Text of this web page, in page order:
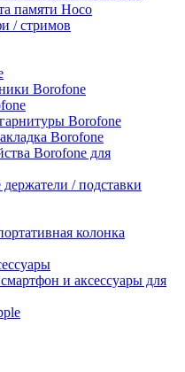
памяти Hoco
/ стримов
Borofone
Borofone
Borofone
Borofone для
/ подставки
колонка
и аксессуары для